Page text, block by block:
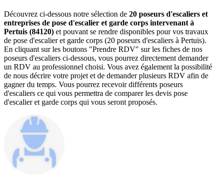
Découvrez ci-dessous notre sélection de 20 poseurs d'escaliers et
entreprises de pose d'escalier et garde corps intervenant à
Pertuis (84120) et pouvant se rendre disponibles pour vos travaux
de pose d'escalier et garde corps (20 poseurs d'escaliers à Pertuis).
En cliquant sur les boutons "Prendre RDV" sur les fiches de nos
poseurs d'escaliers ci-dessous, vous pourrez directement demander
un RDV au professionnel choisi. Vous avez également la possibilité
de nous décrire votre projet et de demander plusieurs RDV afin de
gagner du temps. Vous pourrez recevoir différents poseurs
d'escaliers ce qui vous permettra de comparer les devis pose
d'escalier et garde corps qui vous seront proposés.